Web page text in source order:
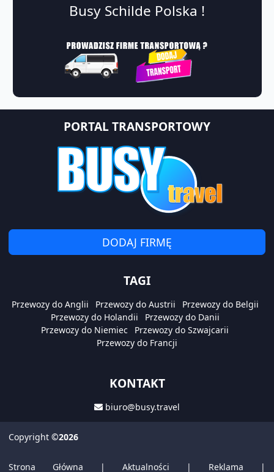
Busy Schilde Polska !
PORTAL TRANSPORTOWY
DODAJ FIRMĘ
TAGI
Przewozy do Anglii Przewozy do Austrii
Przewozy do Belgii
Przewozy do Holandii
Przewozy do Danii
Przewozy do Niemiec
Przewozy do Szwajcarii
Przewozy do Francji
KONTAKT
biuro@busy.travel
Copyright ©2026
Strona Główna | Aktualności | Reklama |